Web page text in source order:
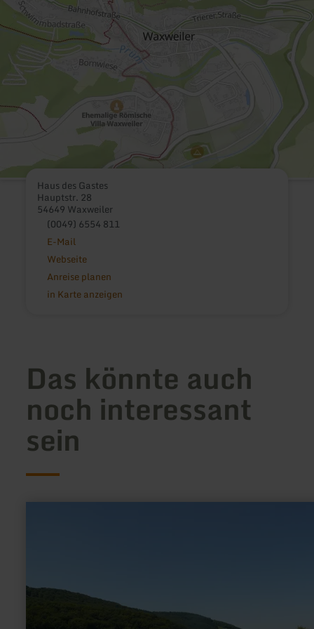
Haus des Gastes
Hauptstr. 28
54649 Waxweiler
(0049) 6554 811
E-Mail
Webseite
Anreise planen
in Karte anzeigen
Das könnte auch
noch interessant
sein